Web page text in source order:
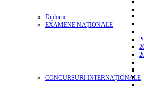
Diplome
EXAMENE NAŢIONALE
CONCURSURI INTERNAȚIONALE